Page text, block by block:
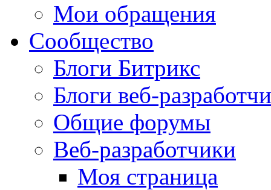
Мои обращения
Сообщество
Блоги Битрикс
Блоги веб-
Общие форумы
Веб-разработчики
Моя страница